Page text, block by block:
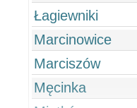
Łagiewniki
Marcinowice
Marciszów
Męcinka